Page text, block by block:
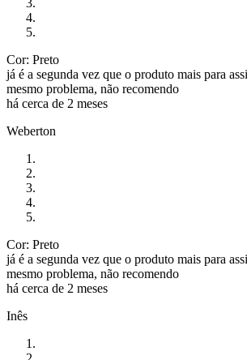
Cor: Preto
já é a segunda vez que o produto mais para
mesmo problema, não recomendo
há cerca de 2 meses
Weberton
Cor: Preto
já é a segunda vez que o produto mais para
mesmo problema, não recomendo
há cerca de 2 meses
Inês